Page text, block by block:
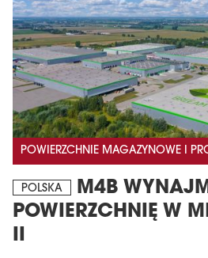
POWIERZCHNIE MAGAZYNOWE I
POLSKA
M4B
POWIERZCHNIĘ W
II
Zamów